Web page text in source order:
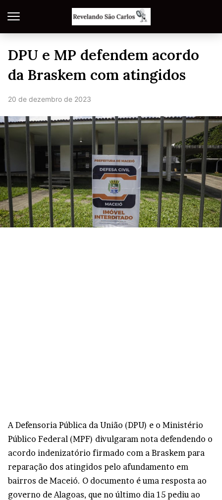
DPU e MP defendem acordo
da Braskem com atingidos
20 de dezembro de 2023
A Defensoria Pública da União (DPU) e o Ministério
Público Federal (MPF) divulgaram nota defendendo o
acordo indenizatório firmado com a Braskem para
reparação dos atingidos pelo afundamento em
bairros de Maceió. O documento é uma resposta ao
governo de Alagoas, que no último dia 15 pediu ao